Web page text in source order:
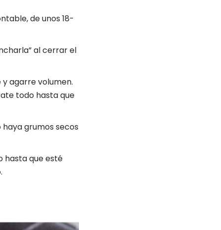
de unos 18-
al cerrar el
agarre volumen.
todo hasta que
grumos secos
hasta que esté